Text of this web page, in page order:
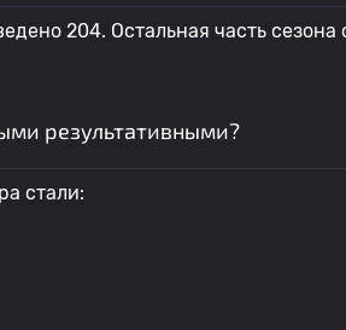
204. Остальная часть сезона
результативными?
стали: